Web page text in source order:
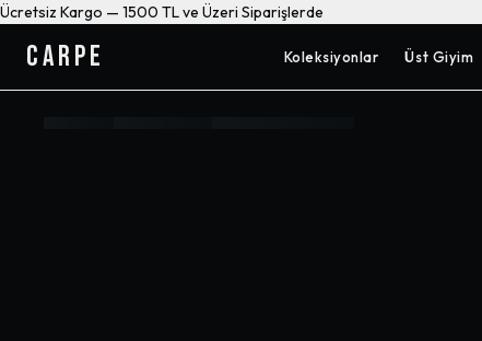
Ücretsiz Kargo — 1500 TL ve Üzeri Siparişlerde
CARPE Koleksiyonlar Üst Giyim